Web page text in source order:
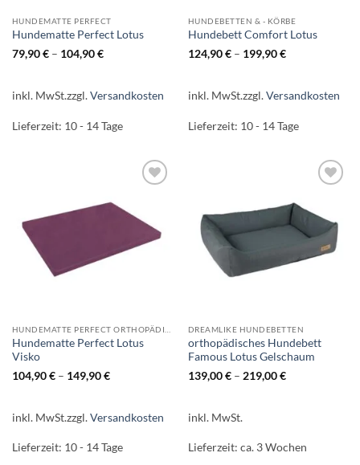
HUNDEMATTE PERFECT
Hundematte Perfect Lotus
79,90€– 104,90€
inkl. MwSt.zzgl.Versandkosten
Lieferzeit: 10 - 14 Tage
HUNDEBETTEN & - KÖRBE
Hundebett Comfort Lotus
124,90€– 199,90€
inkl. MwSt.zzgl.Versandkosten
Lieferzeit: 10 - 14 Tage
Wunschliste
Hundematte Perfect Lotus
Visko
104,90€– 149,90€
inkl. MwSt.zzgl.Versandkosten
Lieferzeit: 10 - 14 Tage
Wunschliste
DREAMLIKE HUNDEBETTEN
orthopädisches Hundebett
Famous Lotus Gelschaum
139,00€– 219,00€
inkl. MwSt.
Lieferzeit: ca. 3 Wochen